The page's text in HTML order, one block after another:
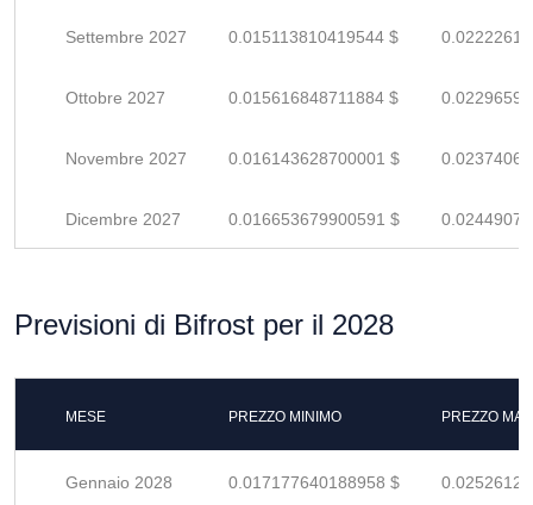
Settembre 2027 0.015113810419544 $
Ottobre 2027 0.015616848711884 $
Novembre 2027 0.016143628700001 $
Dicembre 2027 0.016653679900591 $
Previsioni di Bifrost per il 2028
MESE PREZZO MINIMO PREZZO
Gennaio 2028 0.017177640188958 $